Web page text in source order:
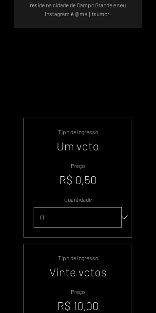
reside na cidade de Campo Grande e seu
instagram é @meljitsumori
Tipo de ingresso
Um voto
Preço
R$ 0,50
Quantidade
Tipo de ingresso
Vinte votos
Preço
R$ 10,00